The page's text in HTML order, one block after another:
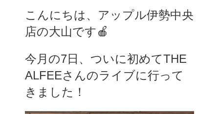
こんにちは、アップル伊勢中央
店の大山です🍎
今月の7日、ついに初めてTHE
ALFEEさんのライブに行って
きました！